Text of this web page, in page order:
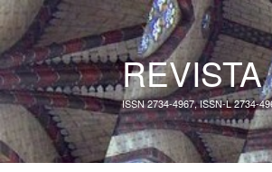
ISSN 2734-4967, ISSN-L 2734-